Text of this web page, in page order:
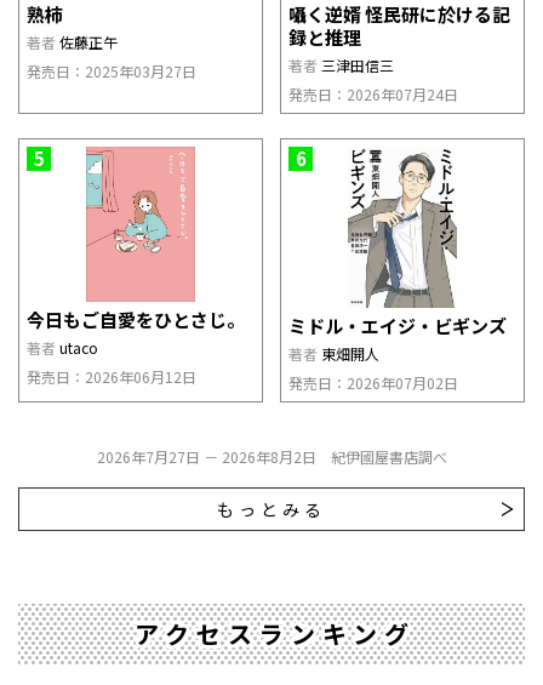
熟柿
著者 佐藤正午
発売日：2025年03月27日
囁く逆婿 怪民研に於ける記
録と推理
著者 三津田信三
発売日：2026年07月24日
5
今日もご自愛をひとさじ。
著者 utaco
発売日：2026年06月12日
6
ミドル・エイジ・ビギンズ
著者 東畑開人
発売日：2026年07月02日
2026年7月27日 － 2026年8月2日 紀伊國屋書店調べ
もっとみる
アクセスランキング